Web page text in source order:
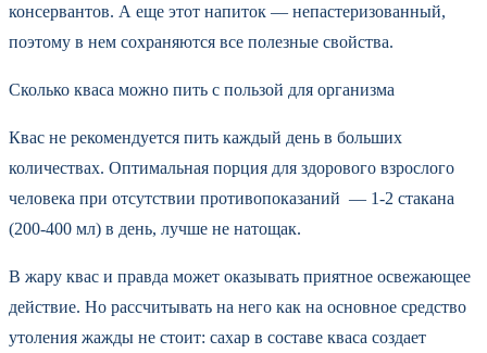
консервантов. А еще этот напиток — непастеризованный,
поэтому в нем сохраняются все полезные свойства.
Сколько кваса можно пить с пользой для организма
Квас не рекомендуется пить каждый день в больших
количествах. Оптимальная порция для здорового взрослого
человека при отсутствии противопоказаний — 1-2 стакана
(200-400 мл) в день, лучше не натощак.
В жару квас и правда может оказывать приятное освежающее
действие. Но рассчитывать на него как на основное средство
утоления жажды не стоит: сахар в составе кваса создает